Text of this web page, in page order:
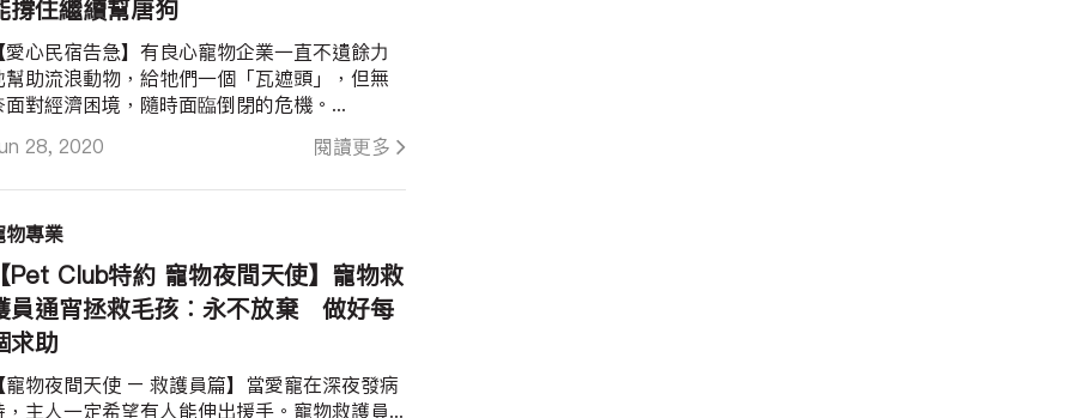
撐住繼續幫唐狗
28, 2020 閱讀更多
愛心民宿告急】有良心寵物企業一直不遺餘力
幫助流浪動物，給牠們一個「瓦遮頭」，但無
面對經濟困境，隨時面臨倒閉的危機。...
物專業
Pet Club特約 寵物夜間天使】寵物救
員通宵拯救毛孩︰永不放棄 做好每
求助
寵物夜間天使 – 救護員篇】當愛寵在深夜發病
，主人一定希望有人能伸出援手。寵物救護員...